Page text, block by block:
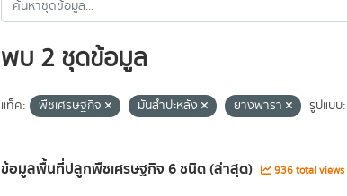
พบ 2 ชุดข้อมูล
แท็ค: พืชเศรษฐกิจ มันสำปะหลัง ยางพารา รูปแบบ:
ข้อมูลพื้นที่ปลูกพืชเศรษฐกิจ 6 ชนิด (ล่าสุด) 936 total views